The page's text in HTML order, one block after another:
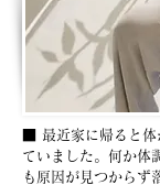
■ 最近家に帰ると
ていました。何か体
も原因が見つからず